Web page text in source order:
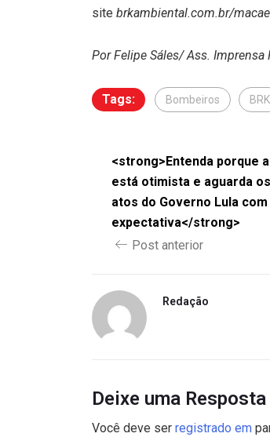
site brkambiental.com.br/macae
Por Felipe Sáles/ Ass. Imprensa
Tags: Bombeiros BRK
<strong>Entenda porque
está otimista e aguarda
atos do Governo Lula com
expectativa</strong>
Post anterior
Redação
Deixe uma Resposta
Você deve ser registrado em